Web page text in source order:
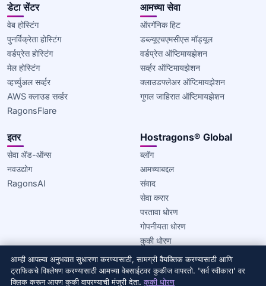
डेटा सेंटर
वेब होस्टिंग
पुनर्विक्रेता होस्टिंग
वर्डप्रेस होस्टिंग
मेल होस्टिंग
व्हर्च्युअल सर्व्हर
AWS क्लाउड सर्व्हर
RagonsFlare
आमच्या सेवा
ऑरगॅनिक हिट
डब्ल्यूएचएमसीएस मॉड्यूल
वर्डप्रेस ऑप्टिमायझेशन
सर्व्हर ऑप्टिमायझेशन
क्लाउडफ्लेअर ऑप्टिमायझेशन
गुगल जाहिरात ऑप्टिमायझेशन
इतर
सेवा ॲड-ऑन्स
नवउद्योग
RagonsAI
Hostragons® Global
ब्लॉग
आमच्याबद्दल
संवाद
सेवा करार
परतावा धोरण
गोपनीयता धोरण
कुकी धोरण
© 2020–2026 Hostragons® Global —
Draconis Infrastructure,
LLC चा एक ब्रँड. सर्व हक्क राखीव आहेत.
आम्ही आपल्या अनुभवात सुधारणा करण्यासाठी, सामग्री वैयक्तिक करण्यासाठी आणि
ट्राफिकचे विश्लेषण करण्यासाठी आमच्या वेबसाईटवर कुकीज वापरतो. 'सर्व स्वीकारा' वर
क्लिक करून आपण कुकी वापरण्याची मंजुरी देता. कुकी धोरण